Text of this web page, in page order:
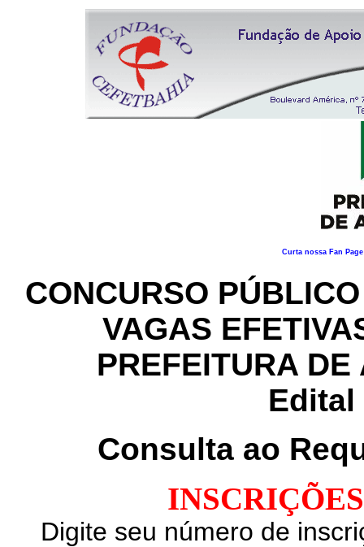
Curta nossa Fan
CONCURSO
VAGAS
PREFEITURA
Edital
Consulta ao
Digite seu número de